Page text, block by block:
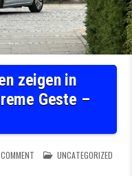
zeigen in
Geste –
ON SCHÜLER AUS SACHSEN
POSTED IN
UNCATEGORIZED